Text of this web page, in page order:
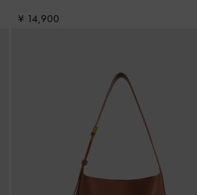
¥ 14,900